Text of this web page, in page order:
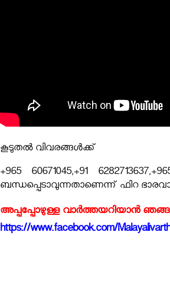
കൂടുതൽ വിവരങ്ങൾക്ക്
+965 60671045,+91
ബന്ധപ്പെടാവുന്നതാണെന്ന് ഫിറ
അപ്പപ്പോഴുള്ള വാര്‍ത്തയറിയാന്‍
https://www.facebook.com/